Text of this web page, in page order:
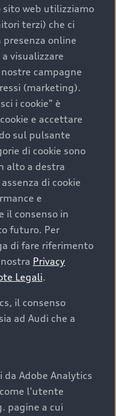
che coniuga
Per fare un
aspetti
e l’affidabilità del
tramite Audi
di
prima di
e all'aspetto,
corrisponde a
a una maggiore
sito web utilizziamo
terzi) che ci
online
visualizzare
campagne
(marketing).
i cookie" è
e accettare
sul pulsante
di cookie sono
alto a destra
di cookie
e
il consenso in
futuro. Per
di fare riferimento
Privacy
Legali.
il consenso
ad Audi che a
da Adobe Analytics
l'utente
pagine a cui